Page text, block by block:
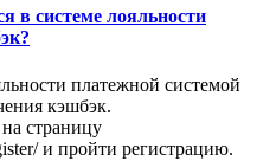
в системе лояльности
платежной системой
кэшбэк.
страницу
и пройти регистрацию.